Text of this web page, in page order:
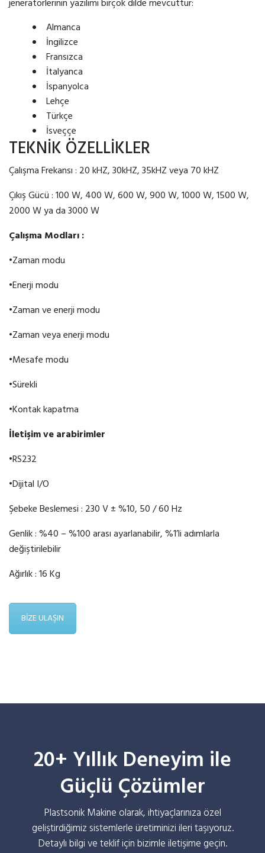
jeneratörlerinin yazılımı birçok dilde mevcuttur:
Almanca
İngilizce
Fransızca
İtalyanca
İspanyolca
Lehçe
Türkçe
İsveççe
TEKNİK ÖZELLİKLER
Çalışma Frekansı : 20 kHZ, 30kHZ, 35kHZ veya 70 kHZ
Çıkış Gücü : 100 W, 400 W, 600 W, 900 W, 1000 W, 1500 W,
2000 W ya da 3000 W
Çalışma Modları :
•Zaman modu
•Enerji modu
•Zaman ve enerji modu
•Zaman veya enerji modu
•Mesafe modu
•Sürekli
•Kontak kapatma
İletişimvearabirimler
•RS232
•Dijital I/O
Şebeke Beslemesi: 230 V ± %10, 50 / 60 Hz
Genlik : %40 – %100 arası ayarlanabilir, %1’li adımlarla
değiştirilebilir
Ağırlık : 16 Kg
BİZE ULAŞIN
20+ Yıllık Deneyim ile
Güçlü Çözümler
Plastsonik Makine olarak, ihtiyaçlarınıza özel
geliştirdiğimiz sistemlerle üretiminizi ileri taşıyoruz.
Detaylı bilgi ve teklif için bizimle iletişime geçin.